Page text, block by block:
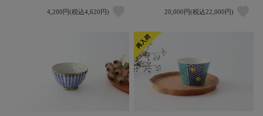
4,200円(税込4,620円) 20,000円(税込22,000円)